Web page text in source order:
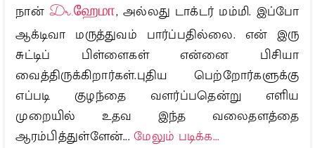
நான்Dr.ஹேமா, அல்லது டாக்டர் மம்மி. இப்போ
ஆக்டிவா மருத்துவம் பார்ப்பதில்லை. என் இரு
சுட்டிப் பிள்ளைகள் என்னை பிசியா
வைத்திருக்கிறார்கள்.புதிய பெற்றோர்களுக்கு
எப்படி குழந்தை வளர்ப்பதென்று எளிய
முறையில் உதவ இந்த வலைதளத்தை
ஆரம்பித்துள்ளேன்...மேலும் படிக்க...